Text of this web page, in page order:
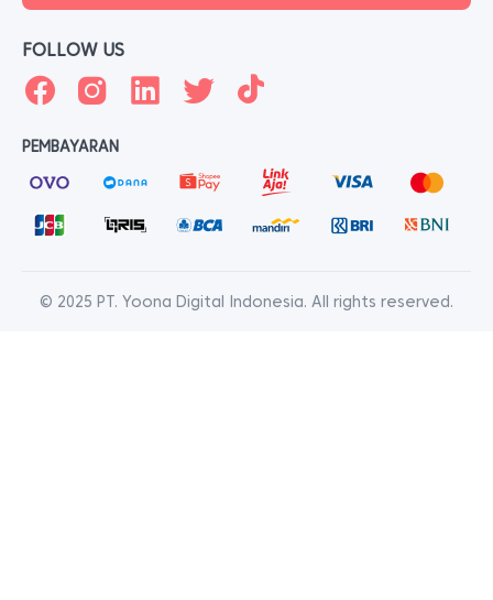
FOLLOW US
PEMBAYARAN
© 2025 PT. Yoona Digital Indonesia. All rights reserved.